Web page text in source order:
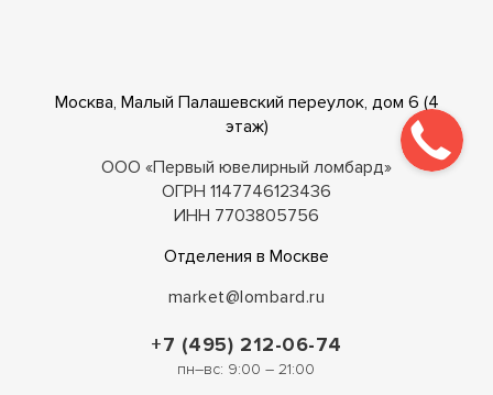
Москва, Малый Палашевский переулок, дом 6 (4
этаж)
ООО «Первый ювелирный ломбард»
ОГРН 1147746123436
ИНН 7703805756
Отделения в Москве
market@lombard.ru
+7 (495) 212-06-74
пн–вс: 9:00 – 21:00